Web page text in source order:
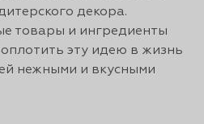
декора.
товары и ингредиенты
эту идею в жизнь
нежными и вкусными